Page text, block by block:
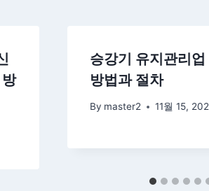
승강기 유지관리업
방법과 절차
By master2 11월 15,